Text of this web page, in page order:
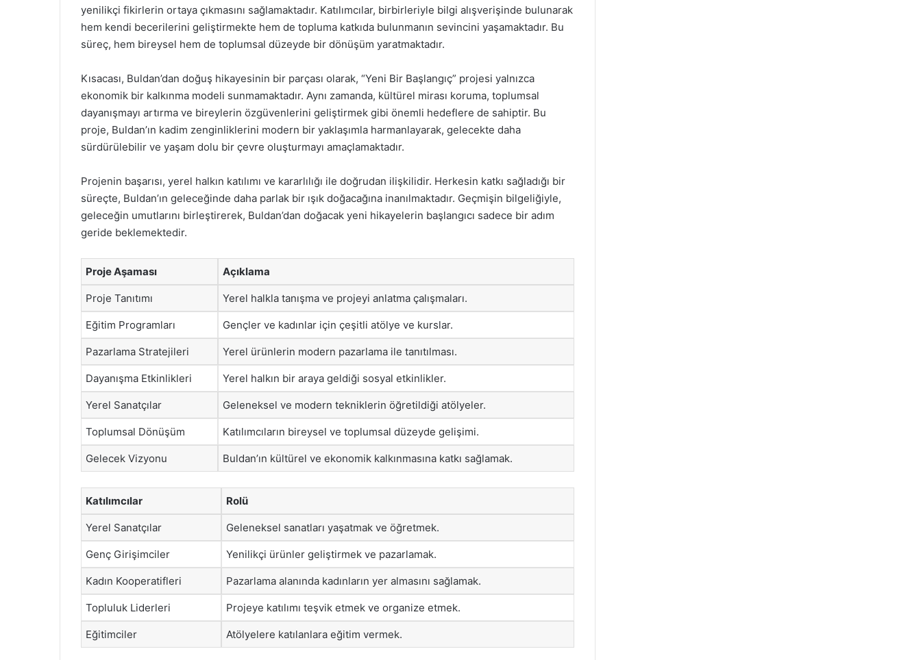
yenilikçi fikirlerin ortaya çıkmasını sağlamaktadır. Katılımcılar, birbirleriyle bilgi alışverişinde bulunarak
hem kendi becerilerini geliştirmekte hem de topluma katkıda bulunmanın sevincini yaşamaktadır. Bu
süreç, hem bireysel hem de toplumsal düzeyde bir dönüşüm yaratmaktadır.
Kısacası, Buldan’dan doğuş hikayesinin bir parçası olarak, “Yeni Bir Başlangıç” projesi yalnızca
ekonomik bir kalkınma modeli sunmamaktadır. Aynı zamanda, kültürel mirası koruma, toplumsal
dayanışmayı artırma ve bireylerin özgüvenlerini geliştirmek gibi önemli hedeflere de sahiptir. Bu
proje, Buldan’ın kadim zenginliklerini modern bir yaklaşımla harmanlayarak, gelecekte daha
sürdürülebilir ve yaşam dolu bir çevre oluşturmayı amaçlamaktadır.
Projenin başarısı, yerel halkın katılımı ve kararlılığı ile doğrudan ilişkilidir. Herkesin katkı sağladığı bir
süreçte, Buldan’ın geleceğinde daha parlak bir ışık doğacağına inanılmaktadır. Geçmişin bilgeliğiyle,
geleceğin umutlarını birleştirerek, Buldan’dan doğacak yeni hikayelerin başlangıcı sadece bir adım
geride beklemektedir.
Proje Aşaması Açıklama
Proje Tanıtımı Yerel halkla tanışma ve projeyi anlatma çalışmaları.
Eğitim Programları Gençler ve kadınlar için çeşitli atölye ve kurslar.
Pazarlama Stratejileri Yerel ürünlerin modern pazarlama ile tanıtılması.
Dayanışma Etkinlikleri Yerel halkın bir araya geldiği sosyal etkinlikler.
Yerel Sanatçılar Geleneksel ve modern tekniklerin öğretildiği atölyeler.
Toplumsal Dönüşüm Katılımcıların bireysel ve toplumsal düzeyde gelişimi.
Gelecek Vizyonu Buldan’ın kültürel ve ekonomik kalkınmasına katkı sağlamak.
Katılımcılar Rolü
Yerel Sanatçılar Geleneksel sanatları yaşatmak ve öğretmek.
Genç Girişimciler Yenilikçi ürünler geliştirmek ve pazarlamak.
Kadın Kooperatifleri Pazarlama alanında kadınların yer almasını sağlamak.
Topluluk Liderleri Projeye katılımı teşvik etmek ve organize etmek.
Eğitimciler Atölyelere katılanlara eğitim vermek.